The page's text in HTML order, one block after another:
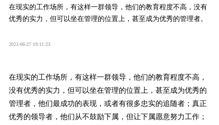
在现实的工作场所，有这样一群领导，他们的教育程度不高，没有
优秀的实力，但可以坐在管理的位置上，甚至成为优秀的管理者。
2022-06-27 19:11:23
在现实的工作场所，有这样一群领导，他们的教育程度不高，
没有优秀的实力，但可以坐在管理的位置上，甚至成为优秀的
管理者，他们最成功的表现，或者有很多忠实的追随者；真正
优秀的领导者，他们从不鼓励下属，但让下属愿意努力工作；